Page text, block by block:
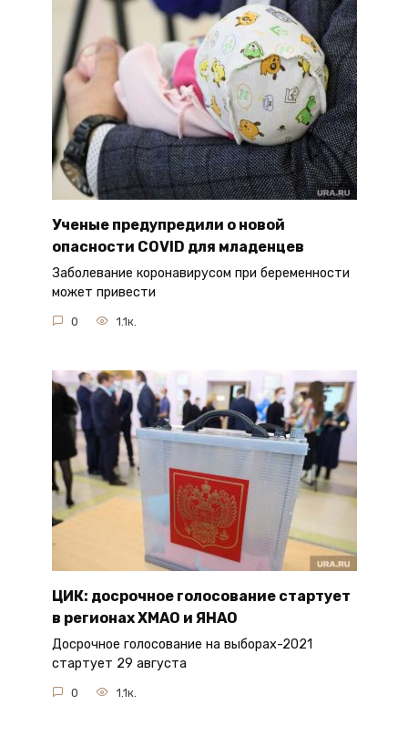
Ученые предупредили о новой
опасности COVID для младенцев
Заболевание коронавирусом при беременности
может привести
0 1.1к.
ЦИК: досрочное голосование стартует
в регионах ХМАО и ЯНАО
Досрочное голосование на выборах-2021
стартует 29 августа
0 1.1к.